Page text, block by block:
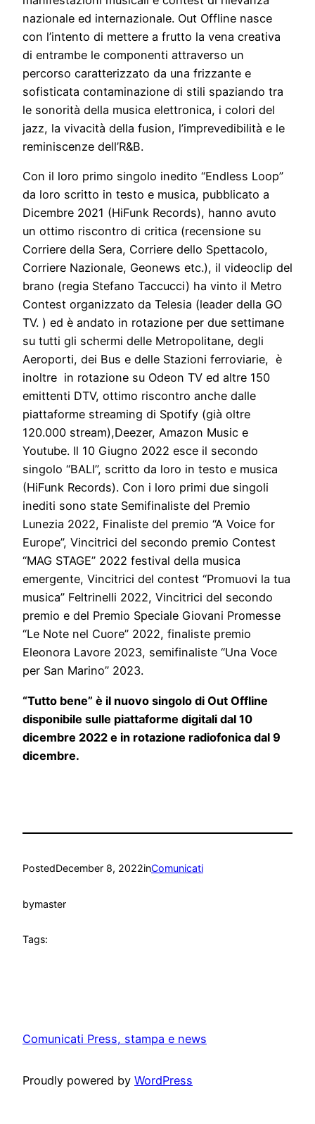
nazionale ed internazionale. Out Offline nasce
con l’intento di mettere a frutto la vena creativa
di entrambe le componenti attraverso un
percorso caratterizzato da una frizzante e
sofisticata contaminazione di stili spaziando tra
le sonorità della musica elettronica, i colori del
jazz, la vivacità della fusion, l’imprevedibilità e le
reminiscenze dell’R&B.
Con il loro primo singolo inedito “Endless Loop”
da loro scritto in testo e musica, pubblicato a
Dicembre 2021 (HiFunk Records), hanno avuto
un ottimo riscontro di critica (recensione su
Corriere della Sera, Corriere dello Spettacolo,
Corriere Nazionale, Geonews etc.), il videoclip del
brano (regia Stefano Taccucci) ha vinto il Metro
Contest organizzato da Telesia (leader della GO
TV. ) ed è andato in rotazione per due settimane
su tutti gli schermi delle Metropolitane, degli
Aeroporti, dei Bus e delle Stazioni ferroviarie, è
inoltre in rotazione su Odeon TV ed altre 150
emittenti DTV, ottimo riscontro anche dalle
piattaforme streaming di Spotify (già oltre
120.000 stream),Deezer, Amazon Music e
Youtube. Il 10 Giugno 2022 esce il secondo
singolo “BALI”, scritto da loro in testo e musica
(HiFunk Records). Con i loro primi due singoli
inediti sono state Semifinaliste del Premio
Lunezia 2022, Finaliste del premio “A Voice for
Europe”, Vincitrici del secondo premio Contest
“MAG STAGE” 2022 festival della musica
emergente, Vincitrici del contest “Promuovi la tua
musica” Feltrinelli 2022, Vincitrici del secondo
premio e del Premio Speciale Giovani Promesse
“Le Note nel Cuore” 2022, finaliste premio
Eleonora Lavore 2023, semifinaliste “Una Voce
per San Marino” 2023.
“Tutto bene” è il nuovo singolo di Out Offline
disponibile sulle piattaforme digitali dal 10
dicembre 2022 e in rotazione radiofonica dal 9
dicembre.
PostedDecember 8, 2022inComunicati
bymaster
Tags:
Comunicati Press, stampa e news
Proudly powered by WordPress